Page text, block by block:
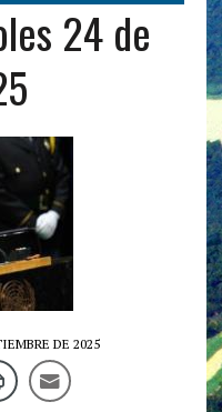
24 de
DE 2025